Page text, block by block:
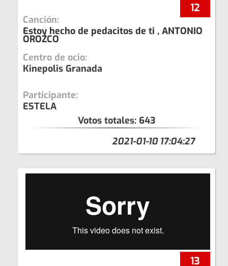
12
Canción:
Estoy hecho de pedacitos de ti , ANTONIO
OROZCO
Centro de ocio:
Kinepolis Granada
Participante:
ESTELA
Votos totales: 643
2021-01-10 17:04:27
13